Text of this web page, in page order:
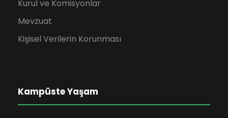
Kurul ve Komisyonlar
Mevzuat
Kişisel Verilerin Korunması
Kampüste Yaşam